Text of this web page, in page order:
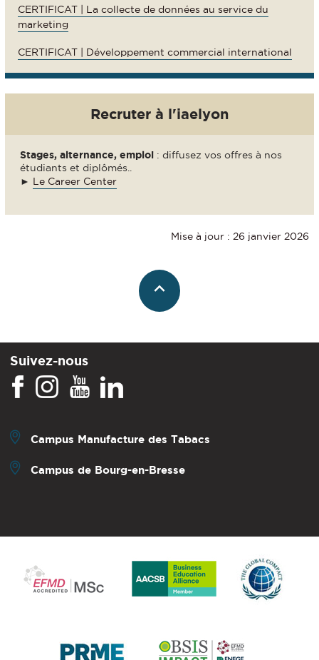
CERTIFICAT | La collecte de données au service du
marketing
CERTIFICAT | Développement commercial international
Recruter à l'iaelyon
Stages, alternance, emploi : diffusez vos offres à nos
étudiants et diplômés..
► Le Career Center
Mise à jour : 26 janvier 2026
Suivez-nous
Campus Manufacture des Tabacs
Campus de Bourg-en-Bresse